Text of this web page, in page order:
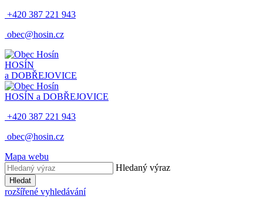
+420 387 221 943
obec@hosin.cz
HOSÍN
a DOBŘEJOVICE
HOSÍN a DOBŘEJOVICE
+420 387 221 943
obec@hosin.cz
Mapa webu
Hledaný výraz
Hledat
rozšířené vyhledávání